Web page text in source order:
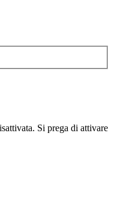
Si prega di attivare